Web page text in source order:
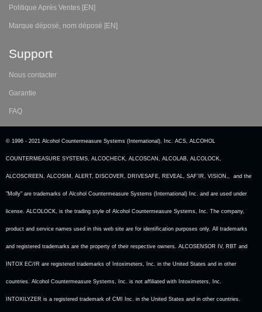
Politique Après Ventes [EN]
Marque déposé, nom déposé [EN]
Support
Nous contacter
Garantie
FAQ
© 1996 - 2021 Alcohol Countermeasure Systems (International), Inc. ACS, ALCOHOL
COUNTERMEASURE SYSTEMS, ALCOCHECK, ALCOSCAN, ALCOLAB, ALCOLOCK,
ALCOSCREEN, ALCOSIM, ALERT, DISCOVER, DRIVESAFE, REVEAL, SAF’IR, VISION,, and the
"Molly" are trademarks of Alcohol Countermeasure Systems (International) Inc. and are used under
license. ALCOLOCK, is the trading style of Alcohol Countermeasure Systems, Inc. The company,
product and service names used in this web site are for identification purposes only. All trademarks
and registered trademarks are the property of their respective owners. ALCOSENSOR IV, RBT and
INTOX EC/IR are registered trademarks of Intoximeters, Inc. in the United States and in other
countries. Alcohol Countermeasure Systems, Inc. is not affiliated with Intoximeters, Inc.
INTOXILYZER is a registered trademark of CMI Inc. in the United States and in other countries.